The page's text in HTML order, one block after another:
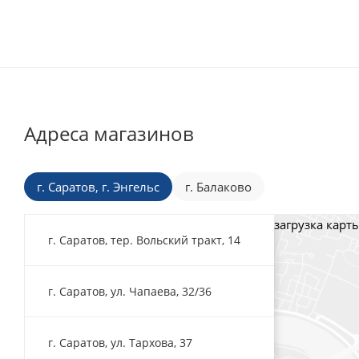
Адреса магазинов
г. Саратов, г. Энгельс г. Балаково
г. Саратов, тер. Вольский тракт, 14
г. Саратов, ул. Чапаева, 32/36
г. Саратов, ул. Тархова, 37
загрузка